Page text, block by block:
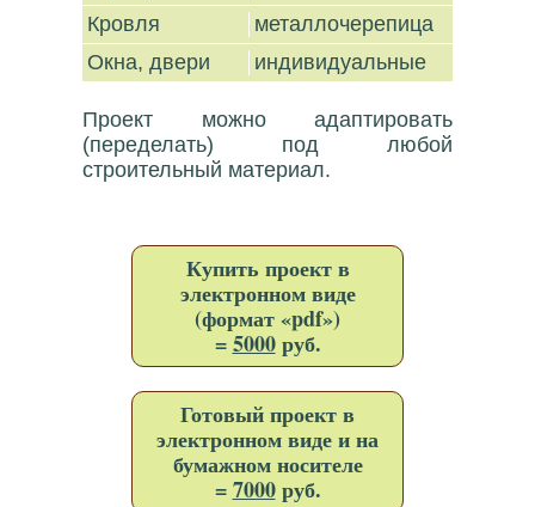
Кровля
металлочерепица
Окна, двери
индивидуальные
Проект можно адаптировать
(переделать) под любой
строительный материал.
Купить проект в
электронном виде
(формат «pdf»)
=5000руб.
Готовый проект в
электронном виде и на
бумажном носителе
=7000руб.